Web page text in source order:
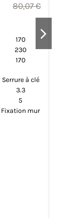
136,25 €
250
250
Serrure